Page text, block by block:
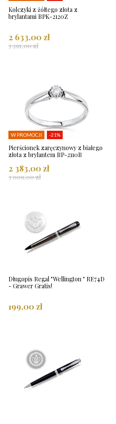
Kolczyki z żółtego złota z
brylantami BPK-2120Z
2 633,00 zł
3 291,00 zł
W PROMOCJI -21%
Pierścionek zaręczynowy z białego
złota z brylantem BP-2110B
2 383,00 zł
3 009,00 zł
Długopis Regal "Wellington " RE74D
- Grawer Gratis!
199,00 zł